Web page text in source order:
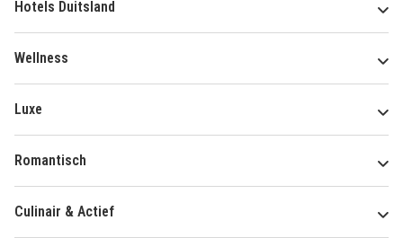
Hotels Duitsland
Wellness
Luxe
Romantisch
Culinair & Actief